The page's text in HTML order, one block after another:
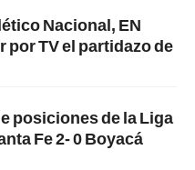
Nacional, EN
por TV el partidazo de
posiciones de la Liga
Fe 2- 0 Boyacá